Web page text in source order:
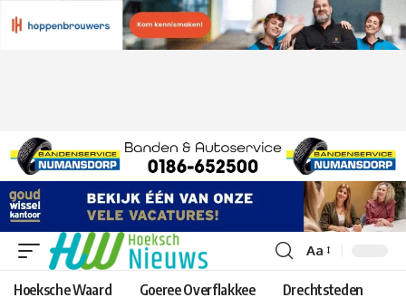
Lettergrootte
aanpassen
Aa
Hoeksche Waard Goeree Overflakkee Drechtsteden